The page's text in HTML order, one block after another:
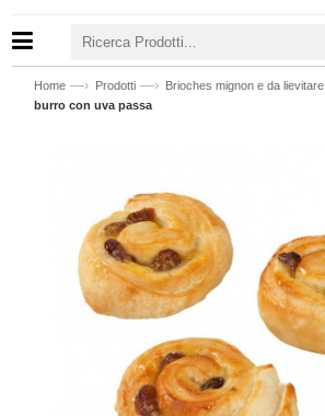
Home —› Prodotti —› Brioches mignon e da lievitare
burro con uva passa